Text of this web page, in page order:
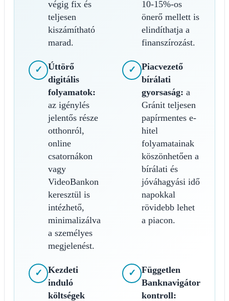
végig fix és
teljesen
kiszámítható
marad.
10-15%-os
önerő mellett is
elindíthatja a
finanszírozást.
✓
Úttörő
digitális
folyamatok:
az igénylés
jelentős része
otthonról,
online
csatornákon
vagy
VideoBankon
keresztül is
intézhető,
minimalizálva
a személyes
megjelenést.
✓
Piacvezető
bírálati
gyorsaság: a
Gránit teljesen
papírmentes e-
hitel
folyamatainak
köszönhetően a
bírálati és
jóváhagyási idő
napokkal
rövidebb lehet
a piacon.
✓
Kezdeti
induló
költségek
✓
Független
Banknavigátor
kontroll: